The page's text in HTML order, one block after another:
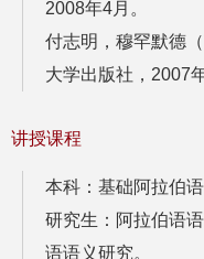
2008年4月。
付志明，穆罕默德
大学出版社，2007
讲授课程
本科：基础阿拉伯语
研究生：阿拉伯语
语语义研究。